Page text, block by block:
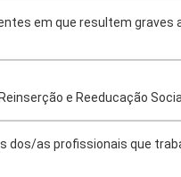
em que resultem graves
e Reeducação
dos/as profissionais que